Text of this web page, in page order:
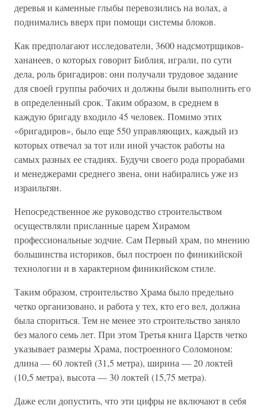
деревья и каменные глыбы перевозились на волах, а
поднимались вверх при помощи системы блоков.
Как предполагают исследователи, 3600 надсмотрщиков-
хананеев, о которых говорит Библия, играли, по сути
дела, роль бригадиров: они получали трудовое задание
для своей группы рабочих и должны были выполнить его
в определенный срок. Таким образом, в среднем в
каждую бригаду входило 45 человек. Помимо этих
«бригадиров», было еще 550 управляющих, каждый из
которых отвечал за тот или иной участок работы на
самых разных ее стадиях. Будучи своего рода прорабами
и менеджерами среднего звена, они набирались уже из
израильтян.
Непосредственное же руководство строительством
осуществляли присланные царем Хирамом
профессиональные зодчие. Сам Первый храм, по мнению
большинства историков, был построен по финикийской
технологии и в характерном финикийском стиле.
Таким образом, строительство Храма было предельно
четко организовано, и работа у тех, кто его вел, должна
была спориться. Тем не менее это строительство заняло
без малого семь лет. При этом Третья книга Царств четко
указывает размеры Храма, построенного Соломоном:
длина — 60 локтей (31,5 метра), ширина — 20 локтей
(10,5 метра), высота — 30 локтей (15,75 метра).
Даже если допустить, что эти цифры не включают в себя